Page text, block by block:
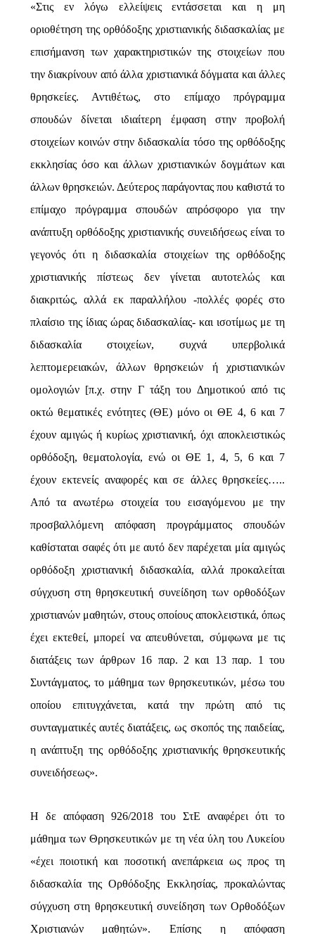
«Στις εν λόγω ελλείψεις εντάσσεται και η μη
οριοθέτηση της ορθόδοξης χριστιανικής διδασκαλίας με
επισήμανση των χαρακτηριστικών της στοιχείων που
την διακρίνουν από άλλα χριστιανικά δόγματα και άλλες
θρησκείες. Αντιθέτως, στο επίμαχο πρόγραμμα
σπουδών δίνεται ιδιαίτερη έμφαση στην προβολή
στοιχείων κοινών στην διδασκαλία τόσο της ορθόδοξης
εκκλησίας όσο και άλλων χριστιανικών δογμάτων και
άλλων θρησκειών. Δεύτερος παράγοντας που καθιστά το
επίμαχο πρόγραμμα σπουδών απρόσφορο για την
ανάπτυξη ορθόδοξης χριστιανικής συνειδήσεως είναι το
γεγονός ότι η διδασκαλία στοιχείων της ορθόδοξης
χριστιανικής πίστεως δεν γίνεταιαυτοτελώς και
διακριτώς, αλλά εκ παραλλήλου -πολλές φορές στο
πλαίσιο της ίδιας ώρας διδασκαλίας- και ισοτίμως με τη
διδασκαλία στοιχείων, συχνά υπερβολικά
λεπτομερειακών, άλλων θρησκειών ή χριστιανικών
ομολογιών [π.χ. στην Γ τάξη του Δημοτικού από τις
οκτώ θεματικές ενότητες (ΘΕ) μόνο οι ΘΕ 4, 6 και 7
έχουν αμιγώς ή κυρίως χριστιανική, όχι αποκλειστικώς
ορθόδοξη, θεματολογία, ενώ οι ΘΕ 1, 4, 5, 6 και 7
έχουν εκτενείς αναφορές και σε άλλες θρησκείες…..
Από τα ανωτέρω στοιχεία του εισαγόμενου με την
προσβαλλόμενη απόφαση προγράμματος σπουδών
καθίσταται σαφές ότι με αυτό δεν παρέχεται μία αμιγώς
ορθόδοξη χριστιανική διδασκαλία, αλλά προκαλείται
σύγχυση στη θρησκευτική συνείδηση των ορθοδόξων
χριστιανών μαθητών, στους οποίους αποκλειστικά, όπως
έχει εκτεθεί, μπορεί να απευθύνεται, σύμφωνα με τις
διατάξεις των άρθρων 16 παρ. 2 και 13 παρ. 1 του
Συντάγματος, το μάθημα των θρησκευτικών, μέσω του
οποίου επιτυγχάνεται, κατά την πρώτη από τις
συνταγματικές αυτές διατάξεις, ως σκοπός της παιδείας,
η ανάπτυξη της ορθόδοξης χριστιανικής θρησκευτικής
συνειδήσεως».
Η δε απόφαση 926/2018 του ΣτΕ αναφέρει ότι το
μάθημα των Θρησκευτικών με τη νέα ύλη του Λυκείου
«έχει ποιοτική και ποσοτική ανεπάρκεια ως προς τη
διδασκαλία της Ορθόδοξης Εκκλησίας, προκαλώντας
σύγχυση στη θρησκευτική συνείδηση των Ορθοδόξων
Χριστιανών μαθητών». Επίσης η απόφαση